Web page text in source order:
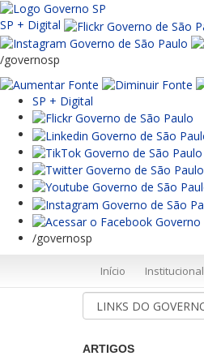
SP + Digital
/governosp
SP + Digital
/governosp
Início Institucional
ARTIGOS